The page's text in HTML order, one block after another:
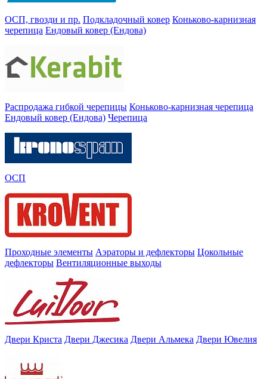
ОСП, гвозди и пр. Подкладочный ковер Коньково-карнизная
черепица Ендовый ковер (Ендова)
Распродажа гибкой черепицы Коньково-карнизная черепица
Ендовый ковер (Ендова) Черепица
ОСП
Проходные элементы Аэраторы и дефлекторы Цокольные
дефлекторы Вентиляционные выходы
Двери Криста Двери Джесика Двери Альмека Двери Ювелия